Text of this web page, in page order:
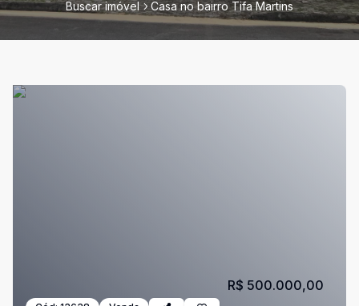
Buscar imóvel Casa no bairro Tifa Martins
R$ 500.000,00